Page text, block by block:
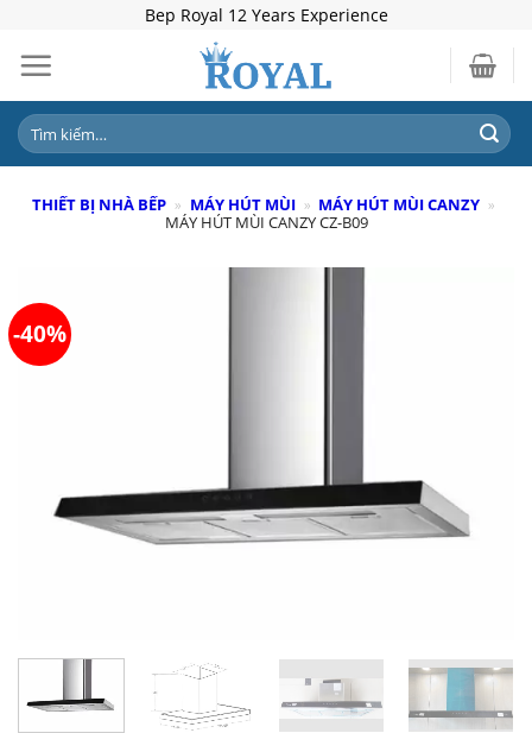
content
Bep Royal 12 Years Experience
Tìm
kiếm:
THIẾT BỊ NHÀ BẾP » MÁY HÚT MÙI » MÁY HÚT MÙI CANZY »
MÁY HÚT MÙI CANZY CZ-B09
-40%